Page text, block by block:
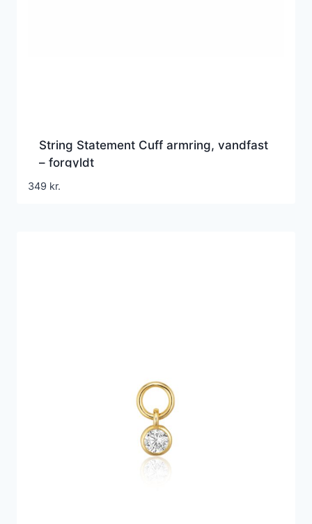
String Statement Cuff armring, vandfast
– forgyldt
349 kr.